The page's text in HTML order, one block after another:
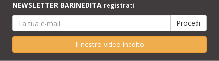
NEWSLETTER BARINEDITA registrati
Il nostro video inedito